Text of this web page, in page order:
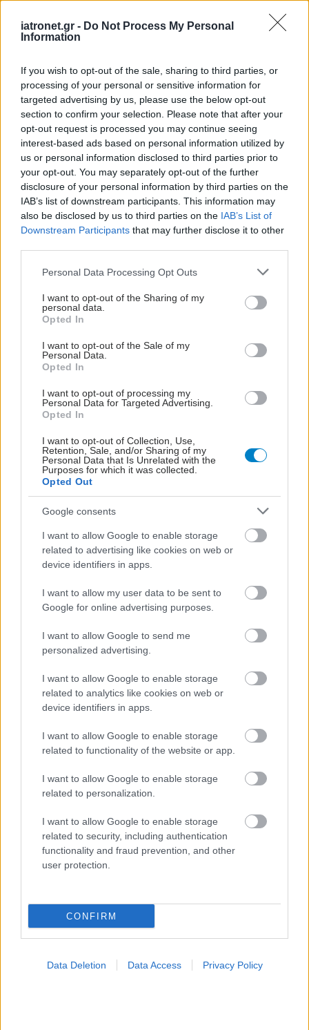
iatronet.gr - Do Not Process My Personal
Information
If you wish to opt-out of the sale, sharing to third parties, or
processing of your personal or sensitive information for
targeted advertising by us, please use the below opt-out
section to confirm your selection. Please note that after your
opt-out request is processed you may continue seeing
interest-based ads based on personal information utilized by
us or personal information disclosed to third parties prior to
your opt-out. You may separately opt-out of the further
disclosure of your personal information by third parties on the
IAB’s list of downstream participants. This information may
also be disclosed by us to third parties on the IAB’s List of
Downstream Participants that may further disclose it to other
Please note that this website/app uses one or more Google
not limited to your visit or usage behaviour. You may click to
grant or deny consent to Google and its third-party tags to
use your data for below specified purposes in below Google
consent section.
Personal Data Processing Opt Outs
I want to opt-out of the Sharing of my
personal data.
Opted In
I want to opt-out of the Sale of my
Personal Data.
Opted In
I want to opt-out of processing my
Personal Data for Targeted Advertising.
Opted In
I want to opt-out of Collection, Use,
Retention, Sale, and/or Sharing of my
Personal Data that Is Unrelated with the
Purposes for which it was collected.
Opted Out
Google consents
I want to allow Google to enable storage
related to advertising like cookies on web or
device identifiers in apps.
I want to allow my user data to be sent to
Google for online advertising purposes.
I want to allow Google to send me
personalized advertising.
I want to allow Google to enable storage
related to analytics like cookies on web or
device identifiers in apps.
I want to allow Google to enable storage
related to functionality of the website or app.
I want to allow Google to enable storage
related to personalization.
I want to allow Google to enable storage
related to security, including authentication
functionality and fraud prevention, and other
user protection.
CONFIRM
Data Deletion Data Access Privacy Policy
ΜΠΕΙΤΕ ΣΤΗ ΣΥΖΗΤΗΣΗ
Loading...